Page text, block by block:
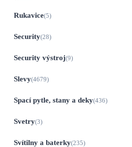
Rukavice(5)
Security(28)
Security výstroj(9)
Slevy(4679)
Spací pytle, stany a deky(436)
Svetry(3)
Svítilny a baterky(235)